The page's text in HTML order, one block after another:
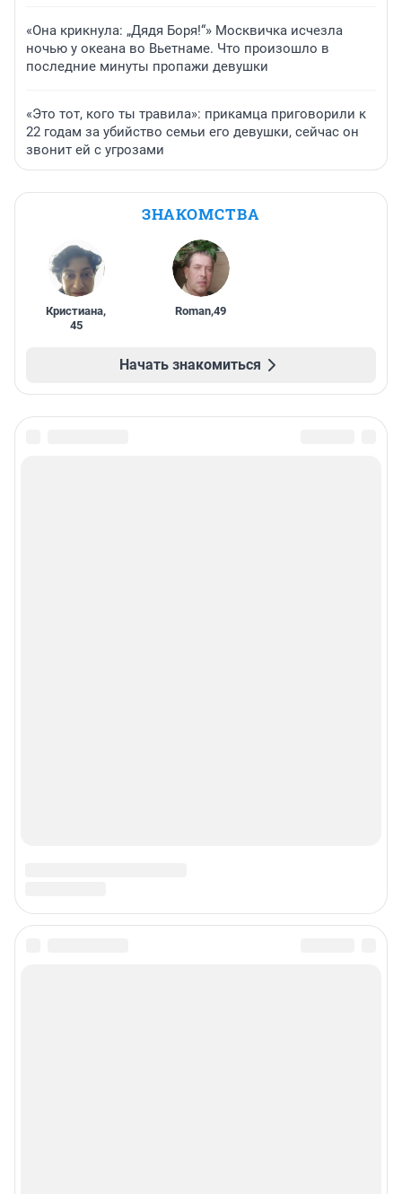
«Она крикнула: „Дядя Боря!“» Москвичка исчезла
ночью у океана во Вьетнаме. Что произошло в
последние минуты пропажи девушки
«Это тот, кого ты травила»: прикамца приговорили к
22 годам за убийство семьи его девушки, сейчас он
звонит ей с угрозами
ЗНАКОМСТВА
Кристиана,
45
Roman,49
Начать знакомиться